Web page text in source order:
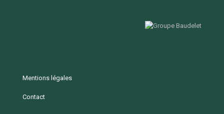
Mentions légales
Contact